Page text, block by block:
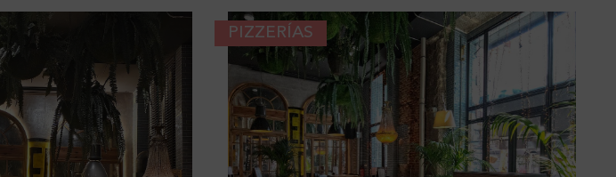
PIZZERÍAS